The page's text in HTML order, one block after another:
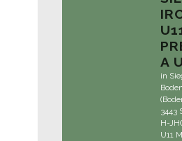
A
in
3443
H-
U11